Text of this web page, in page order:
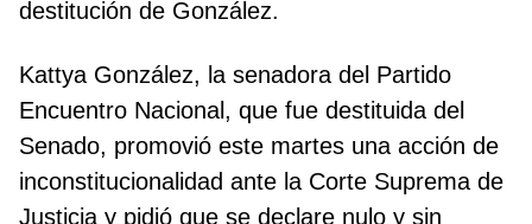
destitución de González.
Kattya González, la senadora del Partido
Encuentro Nacional, que fue destituida del
Senado, promovió este martes una acción de
inconstitucionalidad ante la Corte Suprema de
Justicia y pidió que se declare nulo y sin